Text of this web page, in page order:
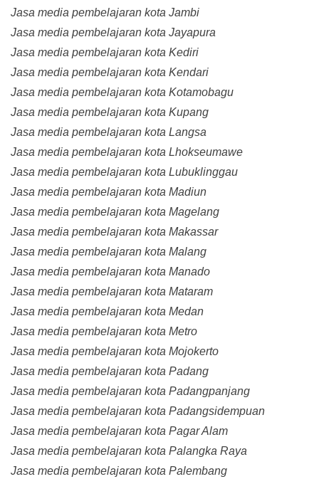
Jasa media pembelajaran kota Jambi
Jasa media pembelajaran kota Jayapura
Jasa media pembelajaran kota Kediri
Jasa media pembelajaran kota Kendari
Jasa media pembelajaran kota Kotamobagu
Jasa media pembelajaran kota Kupang
Jasa media pembelajaran kota Langsa
Jasa media pembelajaran kota Lhokseumawe
Jasa media pembelajaran kota Lubuklinggau
Jasa media pembelajaran kota Madiun
Jasa media pembelajaran kota Magelang
Jasa media pembelajaran kota Makassar
Jasa media pembelajaran kota Malang
Jasa media pembelajaran kota Manado
Jasa media pembelajaran kota Mataram
Jasa media pembelajaran kota Medan
Jasa media pembelajaran kota Metro
Jasa media pembelajaran kota Mojokerto
Jasa media pembelajaran kota Padang
Jasa media pembelajaran kota Padangpanjang
Jasa media pembelajaran kota Padangsidempuan
Jasa media pembelajaran kota Pagar Alam
Jasa media pembelajaran kota Palangka Raya
Jasa media pembelajaran kota Palembang